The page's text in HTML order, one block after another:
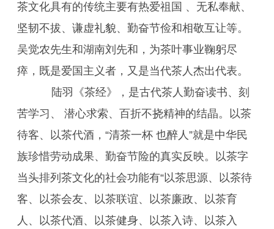
茶文化具有的传统主要有热爱祖国 、无私奉献、
坚韧不拔、谦虚礼貌、勤奋节俭和相敬互让等。
吴觉农先生和湖南刘先和，为茶叶事业鞠躬尽
瘁，既是爱国主义者，又是当代茶人杰出代表。
陆羽《茶经》，是古代茶人勤奋读书、刻
苦学习、 潜心求索、百折不挠精神的结晶。以茶
待客、以茶代酒，“清茶一杯 也醉人”就是中华民
族珍惜劳动成果、勤奋节险的真实反映。以茶字
当头排列茶文化的社会功能有“以茶思源、以茶待
客、以茶会友、以茶联谊、以茶廉政、以茶育
人、以茶代酒、以茶健身、以茶入诗、以茶入